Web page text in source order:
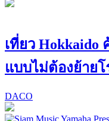
เที่ยว Hokkaido
แบบไม่ต้องย้ายโ
DACO